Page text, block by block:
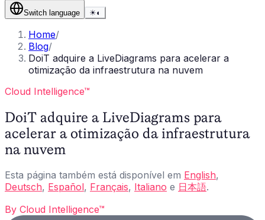
Switch language ☀◐
Home/
Blog/
DoiT adquire a LiveDiagrams para acelerar a
otimização da infraestrutura na nuvem
Cloud Intelligence™
DoiT adquire a LiveDiagrams para
acelerar a otimização da infraestrutura
na nuvem
Esta página também está disponível em English,
Deutsch, Español, Français, Italiano e 日本語.
By Cloud Intelligence™